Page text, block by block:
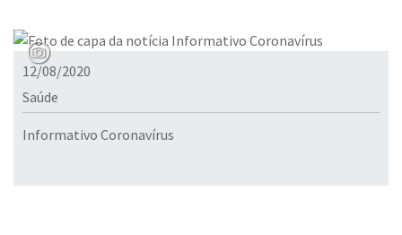
12/08/2020
Saúde
Informativo Coronavírus